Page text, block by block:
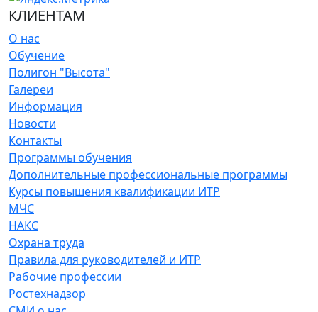
КЛИЕНТАМ
О нас
Обучение
Полигон "Высота"
Галереи
Информация
Новости
Контакты
Программы обучения
Дополнительные профессиональные программы
Курсы повышения квалификации ИТР
МЧС
НАКС
Охрана труда
Правила для руководителей и ИТР
Рабочие профессии
Ростехнадзор